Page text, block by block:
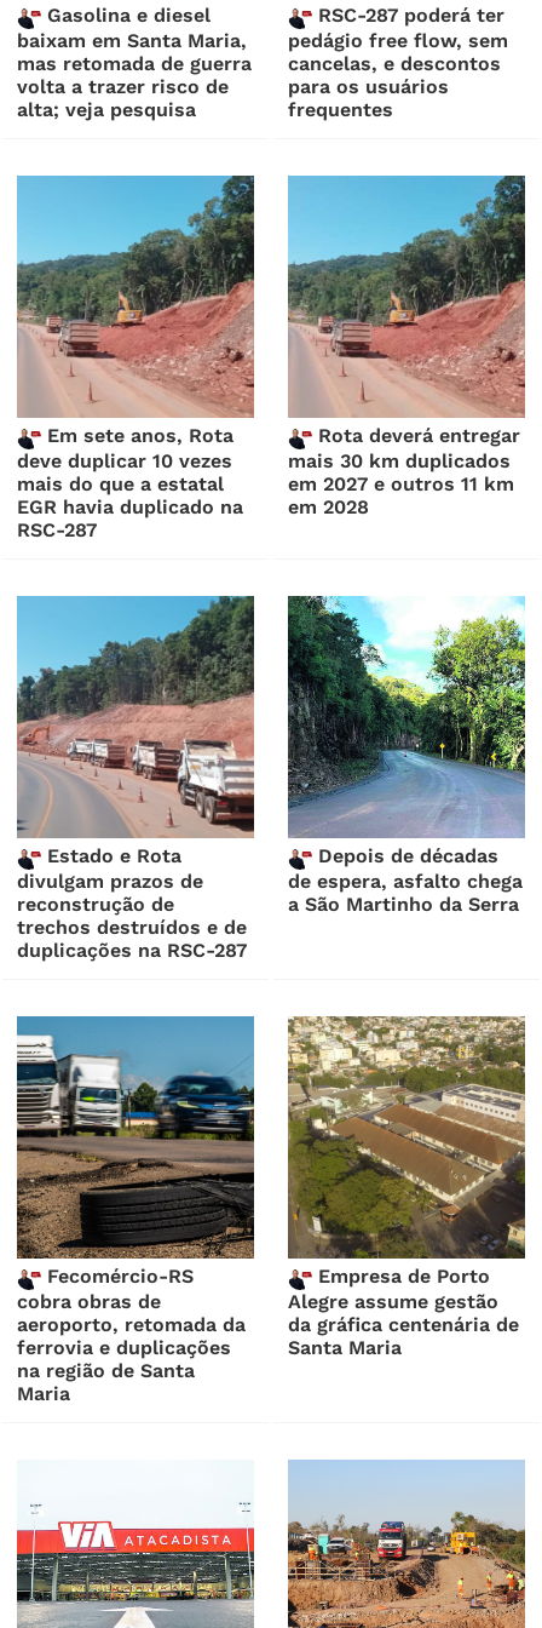
Gasolina e diesel
baixam em Santa Maria,
mas retomada de guerra
volta a trazer risco de
alta; veja pesquisa
RSC-287 poderá ter
pedágio free flow, sem
cancelas, e descontos
para os usuários
frequentes
Em sete anos, Rota
deve duplicar 10 vezes
mais do que a estatal
EGR havia duplicado na
RSC-287
Rota deverá entregar
mais 30 km duplicados
em 2027 e outros 11 km
em 2028
Estado e Rota
divulgam prazos de
reconstrução de
trechos destruídos e de
duplicações na RSC-287
Depois de décadas
de espera, asfalto chega
a São Martinho da Serra
Fecomércio-RS
cobra obras de
aeroporto, retomada da
ferrovia e duplicações
na região de Santa
Maria
Empresa de Porto
Alegre assume gestão
da gráfica centenária de
Santa Maria